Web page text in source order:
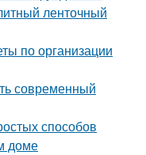
ленточный
по организации
современный
способов
доме